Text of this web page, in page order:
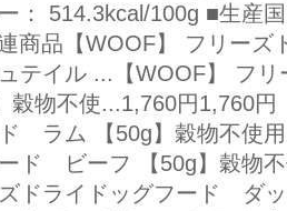
： 514.3kcal/100g ■生産
商品【WOOF】 フリー
テイル ...【WOOF】 フ
穀物不使...1,760円1,760
ラム 【50g】穀物不使
ド ビーフ 【50g】穀物
ドライドッグフード ダ